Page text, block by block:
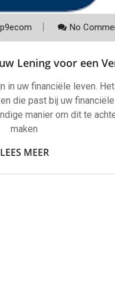
No
Lening voor een
in uw financiële leven.
die past bij uw
manier om dit te
maken
LEES MEER